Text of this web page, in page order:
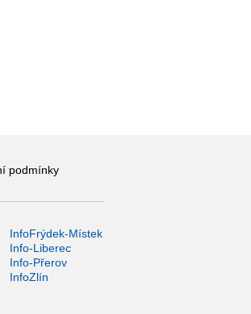
podmínky
InfoFrýdek-Místek
Info-Liberec
Info-Přerov
InfoZlín